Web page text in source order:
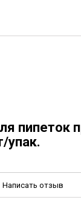
пипеток
упак.
Написать отзыв